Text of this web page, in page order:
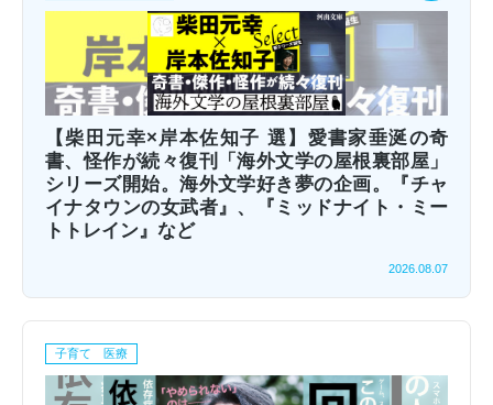
【柴田元幸×岸本佐知子 選】愛書家垂涎の奇
書、怪作が続々復刊「海外文学の屋根裏部屋」
シリーズ開始。海外文学好き夢の企画。『チャ
イナタウンの女武者』、『ミッドナイト・ミー
トトレイン』など
2026.08.07
子育て 医療